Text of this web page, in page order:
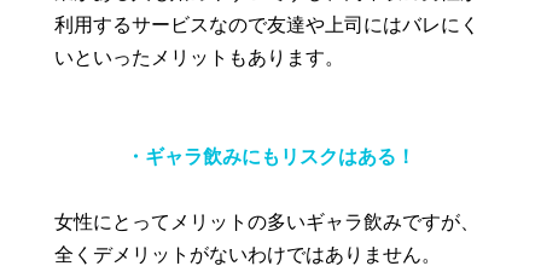
利用するサービスなので友達や上司にはバレにく
いといったメリットもあります。
・ギャラ飲みにもリスクはある！
女性にとってメリットの多いギャラ飲みですが、
全くデメリットがないわけではありません。